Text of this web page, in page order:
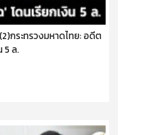
กระทรวงมหาดไทย: อดีต
5 ล.